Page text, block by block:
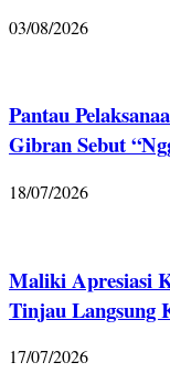
03/08/2026
Pantau
Gibran Sebut
18/07/2026
Maliki Apresiasi
Tinjau Langsung
17/07/2026